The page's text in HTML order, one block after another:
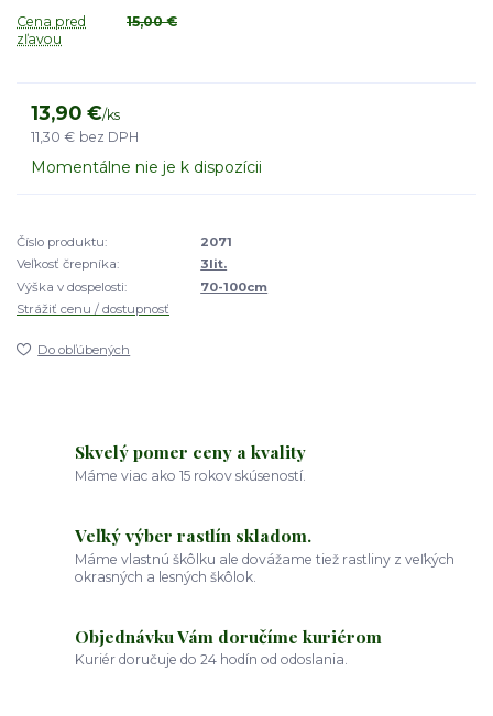
Cena pred
zľavou
15,00 €
13,90 €/ks
11,30 € bez DPH
Momentálne nie je k dispozícii
Číslo produktu:
2071
Veľkosť črepníka:
3lit.
Výška v dospelosti:
70-100cm
Strážiť cenu / dostupnosť
Do obľúbených
Skvelý pomer ceny a kvality
Máme viac ako 15 rokov skúseností.
Veľký výber rastlín skladom.
Máme vlastnú škôlku ale dovážame tiež rastliny z veľkých
okrasných a lesných škôlok.
Objednávku Vám doručíme kuriérom
Kuriér doručuje do 24 hodín od odoslania.